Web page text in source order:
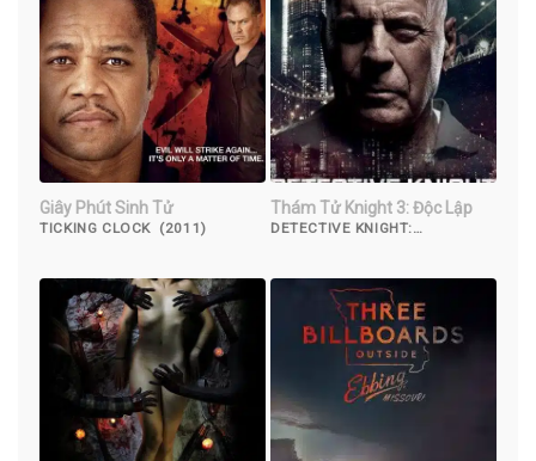
Giây Phút Sinh Tử
TICKING CLOCK (2011)
Thám Tử Knight 3: Độc Lập
DETECTIVE KNIGHT: